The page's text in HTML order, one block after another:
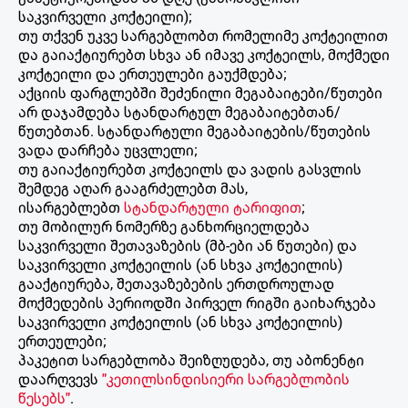
საკვირველი კოქტეილი);
თუ თქვენ უკვე სარგებლობთ რომელიმე კოქტეილით
და გაიაქტიურებთ სხვა ან იმავე კოქტეილს, მოქმედი
კოქტეილი და ერთეულები გაუქმდება;
აქციის ფარგლებში შეძენილი მეგაბაიტები/წუთები
არ დაჯამდება სტანდარტულ მეგაბაიტებთან/
წუთებთან. სტანდარტული მეგაბაიტების/წუთების
ვადა დარჩება უცვლელი;
თუ გაიაქტიურებთ კოქტეილს და ვადის გასვლის
შემდეგ აღარ გააგრძელებთ მას,
ისარგებლებთ სტანდარტული ტარიფით;
თუ მობილურ ნომერზე განხორციელდება
საკვირველი შეთავაზების (მბ-ები ან წუთები) და
საკვირველი კოქტეილის (ან სხვა კოქტეილის)
გააქტიურება, შეთავაზებების ერთდროულად
მოქმედების პერიოდში პირველ რიგში გაიხარჯება
საკვირველი კოქტეილის (ან სხვა კოქტეილის)
ერთეულები;
პაკეტით სარგებლობა შეიზღუდება, თუ აბონენტი
დაარღვევს "კეთილსინდისიერი სარგებლობის
წესებს".